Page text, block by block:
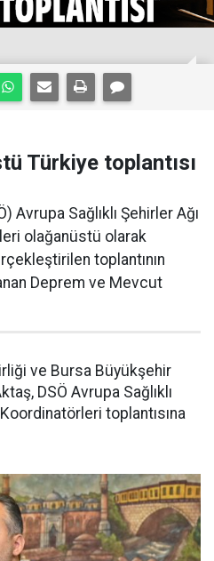
Türkiye toplantısı
Avrupa Sağlıklı Şehirler Ağı
olağanüstü olarak
toplantının
Deprem ve Mevcut
ve Bursa Büyükşehir
DSÖ Avrupa Sağlıklı
toplantısına